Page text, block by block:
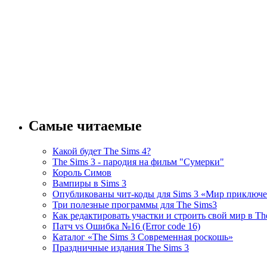
Самые читаемые
Какой будет The Sims 4?
The Sims 3 - пародия на фильм "Сумерки"
Король Симов
Вампиры в Sims 3
Опубликованы чит-коды для Sims 3 «Мир
Три полезные программы для The Sims3
Как редактировать участки и строить свой мир в
Патч vs Ошибка №16 (Error code 16)
Каталог «The Sims 3 Современная роскошь»
Праздничные издания The Sims 3